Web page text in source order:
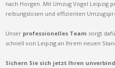
nach Horgen. Mit Umzug Vogel Leipzig
reibungslosen und effizienten
Unser professionelles Team sorgt
schnell von Leipzig an Ihrem neuen
Sichern Sie sich jetzt Ihren